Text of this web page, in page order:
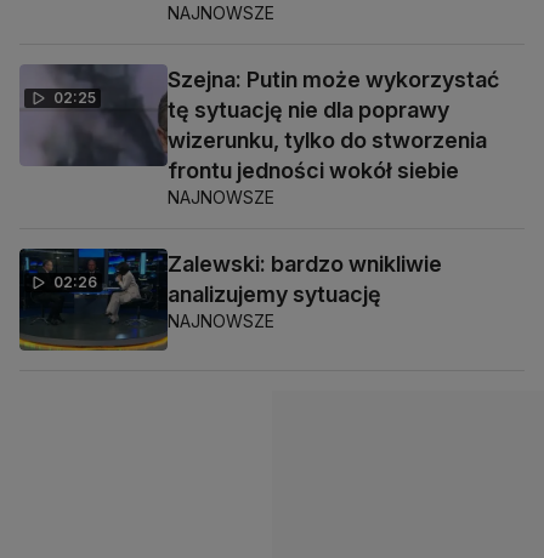
NAJNOWSZE
02:25
Szejna: Putin może wykorzystać
tę sytuację nie dla poprawy
wizerunku, tylko do stworzenia
frontu jedności wokół siebie
NAJNOWSZE
02:26
Zalewski: bardzo wnikliwie
analizujemy sytuację
NAJNOWSZE